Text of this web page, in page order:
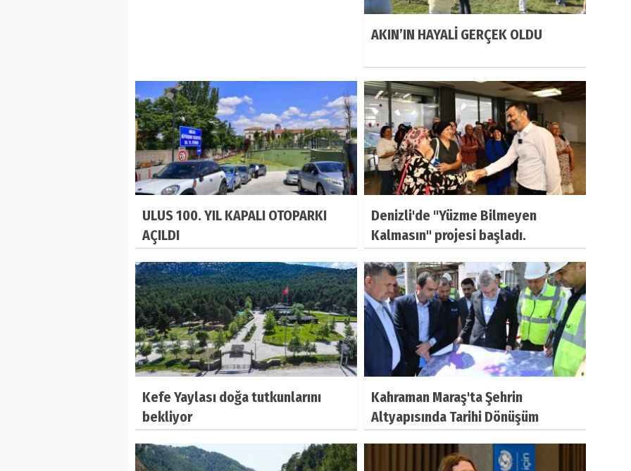
AKIN’IN HAYALİ GERÇEK OLDU
ULUS 100. YIL KAPALI OTOPARKI
AÇILDI
Denizli'de "Yüzme Bilmeyen
Kalmasın" projesi başladı.
Kefe Yaylası doğa tutkunlarını
bekliyor
Kahraman Maraş'ta Şehrin
Altyapısında Tarihi Dönüşüm